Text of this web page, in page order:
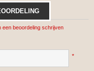
een beoordeling schrijven
*